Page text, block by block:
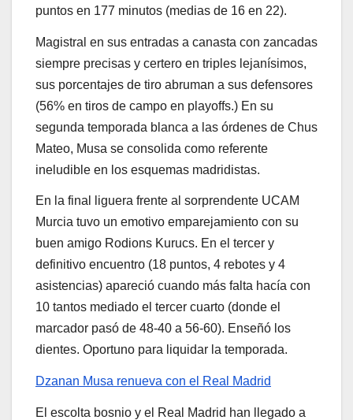
puntos en 177 minutos (medias de 16 en 22).
Magistral en sus entradas a canasta con zancadas
siempre precisas y certero en triples lejanísimos,
sus porcentajes de tiro abruman a sus defensores
(56% en tiros de campo en playoffs.) En su
segunda temporada blanca a las órdenes de Chus
Mateo, Musa se consolida como referente
ineludible en los esquemas madridistas.
En la final liguera frente al sorprendente UCAM
Murcia tuvo un emotivo emparejamiento con su
buen amigo Rodions Kurucs. En el tercer y
definitivo encuentro (18 puntos, 4 rebotes y 4
asistencias) apareció cuando más falta hacía con
10 tantos mediado el tercer cuarto (donde el
marcador pasó de 48-40 a 56-60). Enseñó los
dientes. Oportuno para liquidar la temporada.
Dzanan Musa renueva con el Real Madrid
El escolta bosnio y el Real Madrid han llegado a